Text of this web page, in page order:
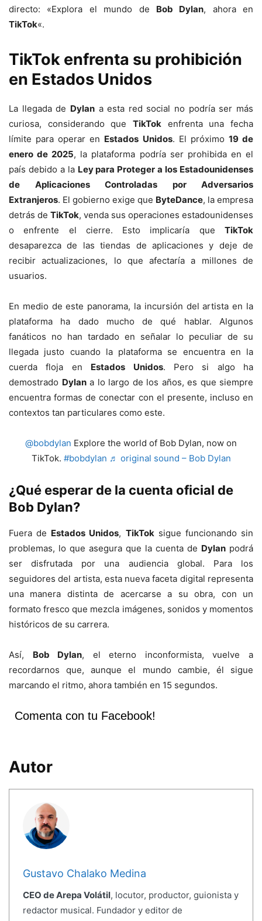
directo: «Explora el mundo de Bob Dylan, ahora en
TikTok«.
TikTok enfrenta su prohibición
en Estados Unidos
La llegada de Dylana esta red social no podría ser más
curiosa, considerando que TikTok enfrenta una fecha
límite para operar en Estados Unidos. El próximo 19 de
enero de 2025, la plataforma podría ser prohibida en el
país debido a la Ley para Proteger a los Estadounidenses
de Aplicaciones Controladas por Adversarios
Extranjeros. El gobierno exige que ByteDance, la empresa
detrás de TikTok, venda sus operaciones estadounidenses
o enfrente el cierre. Esto implicaría que TikTok
desaparezca de las tiendas de aplicaciones y deje de
recibir actualizaciones, lo que afectaría a millones de
usuarios.
En medio de este panorama, la incursión del artista en la
plataforma ha dado mucho de qué hablar. Algunos
fanáticos no han tardado en señalar lo peculiar de su
llegada justo cuando la plataforma se encuentra en la
cuerda floja en Estados Unidos. Pero si algo ha
demostrado Dylana lo largo de los años, es que siempre
encuentra formas de conectar con el presente, incluso en
contextos tan particulares como este.
@bobdylan Explore the world of Bob Dylan, now on
TikTok. #bobdylan ♬ original sound – Bob Dylan
¿Qué esperar de la cuenta oficial de
Bob Dylan?
Fuera de Estados Unidos, TikToksigue funcionando sin
problemas, lo que asegura que la cuenta de Dylan podrá
ser disfrutada por una audiencia global. Para los
seguidores del artista, esta nueva faceta digital representa
una manera distinta de acercarse a su obra, con un
formato fresco que mezcla imágenes, sonidos y momentos
históricos de su carrera.
Así, Bob Dylan, el eterno inconformista, vuelve a
recordarnos que, aunque el mundo cambie, él sigue
marcando el ritmo, ahora también en 15 segundos.
Comenta con tu Facebook!
Autor
Gustavo Chalako Medina
CEO de Arepa Volátil, locutor, productor, guionista y
redactor musical. Fundador y editor de